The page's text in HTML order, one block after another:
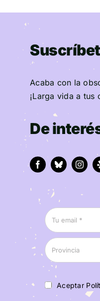
Acaba con la
¡Larga vida a tus
De
Aceptar